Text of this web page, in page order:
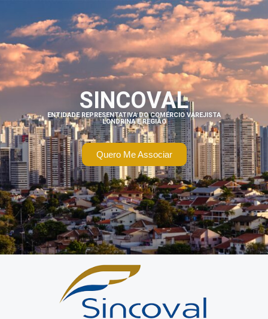
SINCOVAL
ENTIDADE REPRESENTATIVA DO COMÉRCIO VAREJISTA
LONDRINA E REGIÃO
Quero Me Associar